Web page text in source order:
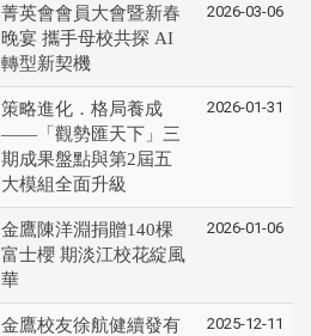
菁英會會員大會暨新春
晚宴 攜手母校共探 AI
轉型新契機
2026-03-06
策略進化．格局養成
——「觀勢匯天下」三
期成果盤點與第2屆五
大模組全面升級
2026-01-31
金鷹陳洋淵捐贈140棵
富士櫻 期淡江校花綻風
華
2026-01-06
金鷹校友徐航健續發有
2025-12-11